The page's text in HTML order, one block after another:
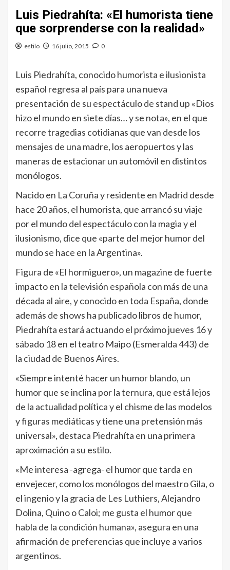
Luis Piedrahíta: «El humorista tiene
que sorprenderse con la realidad»
estilo 16 julio, 2015 0
Luis Piedrahíta, conocido humorista e ilusionista
español regresa al país para una nueva
presentación de su espectáculo de stand up «Dios
hizo el mundo en siete días… y se nota», en el que
recorre tragedias cotidianas que van desde los
mensajes de una madre, los aeropuertos y las
maneras de estacionar un automóvil en distintos
monólogos.
Nacido en La Coruña y residente en Madrid desde
hace 20 años, el humorista, que arrancó su viaje
por el mundo del espectáculo con la magia y el
ilusionismo, dice que «parte del mejor humor del
mundo se hace en la Argentina».
Figura de «El hormiguero», un magazine de fuerte
impacto en la televisión española con más de una
década al aire, y conocido en toda España, donde
además de shows ha publicado libros de humor,
Piedrahíta estará actuando el próximo jueves 16 y
sábado 18 en el teatro Maipo (Esmeralda 443) de
la ciudad de Buenos Aires.
«Siempre intenté hacer un humor blando, un
humor que se inclina por la ternura, que está lejos
de la actualidad política y el chisme de las modelos
y figuras mediáticas y tiene una pretensión más
universal», destaca Piedrahíta en una primera
aproximación a su estilo.
«Me interesa -agrega- el humor que tarda en
envejecer, como los monólogos del maestro Gila, o
el ingenio y la gracia de Les Luthiers, Alejandro
Dolina, Quino o Caloi; me gusta el humor que
habla de la condición humana», asegura en una
afirmación de preferencias que incluye a varios
argentinos.